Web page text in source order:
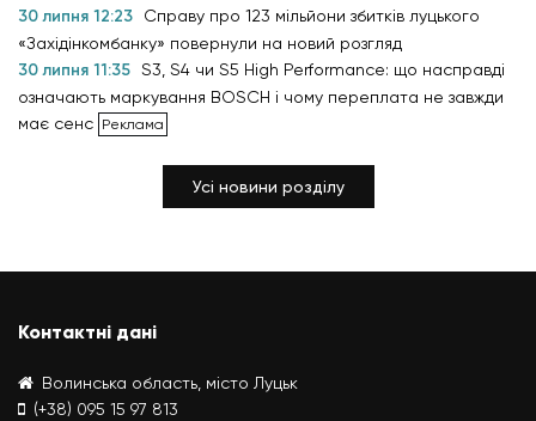
30 липня 12:23
Справу про 123 мільйони збитків луцького
«Західінкомбанку» повернули на новий розгляд
30 липня 11:35 S3, S4 чи S5 High Performance: що насправді
означають маркування BOSCH і чому переплата не завжди
має сенс
Усі новини розділу
Контактні дані
Волинська область, місто Луцьк
(+38) 095 15 97 813